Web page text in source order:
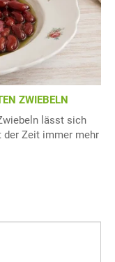
ZWIEBELN
lässt sich
der Zeit immer mehr